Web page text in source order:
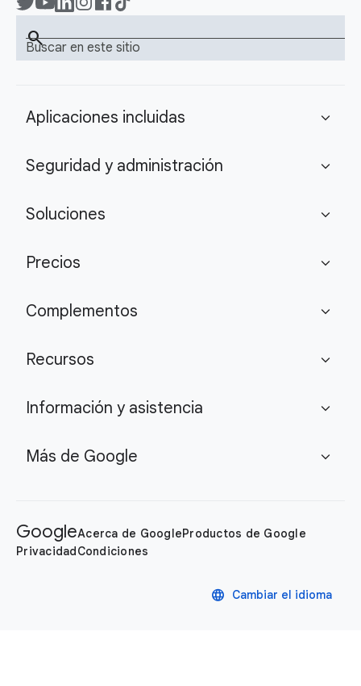
Buscar en este sitio
search
Aplicaciones incluidas expand_more
Seguridad y administración expand_more
Soluciones expand_more
Precios expand_more
Complementos expand_more
Recursos expand_more
Información y asistencia expand_more
Más de Google expand_more
GoogleAcerca de GoogleProductos de Google
PrivacidadCondiciones
language Cambiar el idioma